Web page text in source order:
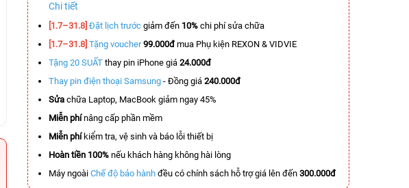
Chi tiết
[1.7–31.8] Đặt lịch trước giảm đến 10% chi phí sửa chữa
[1.7–31.8] Tặng voucher 99.000đmua Phụ kiện REXON & VIDVIE
Tặng 20 SUẤT thay pin iPhone giá 24.000đ
Thay pin điện thoại Samsung - Đồng giá 240.000đ
Sửa chữa Laptop, MacBook giảm ngay 45%
Miễn phínâng cấp phần mềm
Miễn phíkiểm tra, vệ sinh và báo lỗi thiết bị
Hoàn tiền 100% nếu khách hàng không hài lòng
Máy ngoài Chế độ bảo hành đều có chính sách hỗ trợ giá lên đến 300.000đ